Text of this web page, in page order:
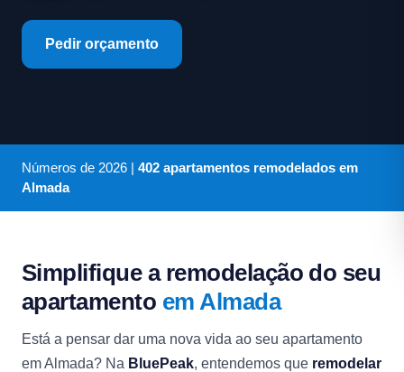
Pedir orçamento
Números de 2026 | 402 apartamentos remodelados em
Almada
Simplifique a remodelação do seu
apartamento em Almada
Está a pensar dar uma nova vida ao seu apartamento
em Almada? Na BluePeak, entendemos que remodelar